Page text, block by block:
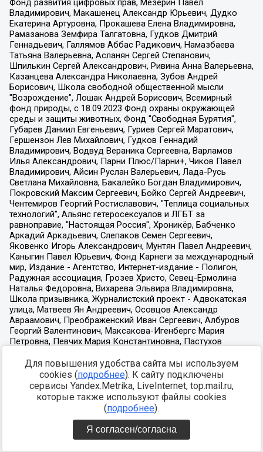
Для повышения удобства сайта мы используем
cookies (подробнее). К сайту подключены
сервисы Yandex.Metrika, LiveInternet, top.mail.ru,
которые также используют файлы cookies
(подробнее).
Я согласен/согласна